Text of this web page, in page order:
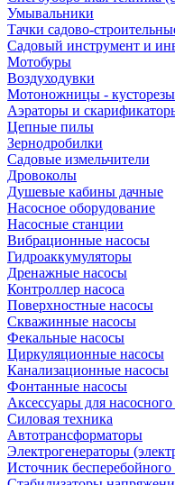
Умывальники
Тачки садово-
Садовый инструмент и
Мотобуры
Воздуходувки
Мотоножницы - кусторезы
Аэраторы и
Цепные пилы
Зернодробилки
Садовые измельчители
Дровоколы
Душевые кабины дачные
Насосное оборудование
Насосные станции
Вибрационные насосы
Гидроаккумуляторы
Дренажные насосы
Контроллер насоса
Поверхностные насосы
Скважинные насосы
Фекальные насосы
Циркуляционные насосы
Канализационные насосы
Фонтанные насосы
Аксессуары для
Силовая техника
Автотрансформаторы
Электрогенераторы
Источник